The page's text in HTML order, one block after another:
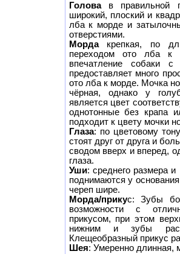
Голова в правильной
широкий, плоский и
лба к морде и
отверстиями.
Морда крепкая, по
переходом ото лба к
впечатление собаки
предоставляет много
ото лба к морде. Мочка
чёрная, однако у
является цвет
однотонные без крапа
подходит к цвету мочки
Глаза: по цветовому
стоят друг от друга и
сводом вверх и вперед,
глаза.
Уши: среднего размера
поднимаются у
череп шире.
Морда/прикус: Зубы
возможности с
прикусом, при этом
нижним и зубы
Клещеобразный прикус
Шея: Умеренно длинная,